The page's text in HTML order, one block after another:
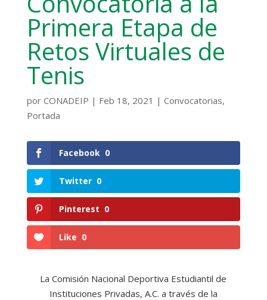
Primera Etapa de
Retos Virtuales de
Tenis
por CONADEIP | Feb 18, 2021 | Convocatorias,
Portada
Facebook 0
Twitter 0
Pinterest 0
Like 0
La Comisión Nacional Deportiva Estudiantil de
Instituciones Privadas, A.C. a través de la